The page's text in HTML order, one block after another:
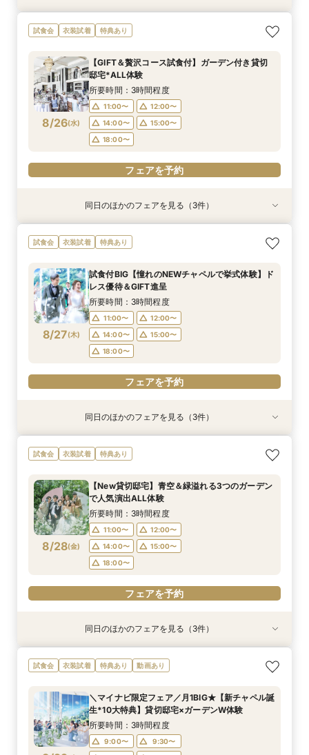
8/23(日)
おもてなし体験【国産牛フィレ試食】料理ランク
UP＆New貸切邸宅
9:00〜
10:00〜
14:30〜
15:00〜
フェアを予約
8/23(日)
【遠方の方◎オンライン相談会】スマホで簡単！
豪華10大特典付き
9:30〜
14:30〜
15:00〜
フェアを予約
8/23(日)
【初めての見学にオススメ】見積りまでしっかり
相談★全館見学
9:00〜
10:00〜
14:30〜
15:00〜
フェアを予約
8/23(日)
【少人数で挙式重視】アットホームなNewチャペ
ル体験&ドレス優待
9:00〜
10:00〜
14:30〜
15:00〜
フェアを予約
試食会 衣装試着 特典あり
8/26(水)
【GIFT＆贅沢コース試食付】ガーデン付き貸切
邸宅*ALL体験
所要時間：3時間程度
11:00〜
12:00〜
14:00〜
15:00〜
18:00〜
フェアを予約
8/26(水)
【遠方の方◎オンライン相談会】スマホで簡単！
豪華10大特典付き
12:00〜
14:00〜
15:00〜
18:00〜
フェアを予約
衣装試着 特典あり
8/26(水)
【おもてなし重視◎】料理ランクUP＆10大特典
★貸切体験＆相談会
11:00〜
12:00〜
14:00〜
15:00〜
17:30〜
フェアを予約
衣装試着 特典あり
8/26(水)
【1組限定★貸切邸宅】少人数で挙式会食♪New
挙式体験＆豪華試食付き
11:00〜
12:00〜
14:00〜
15:00〜
17:30〜
フェアを予約
同日のほかのフェアを見る（3件）
試食会 衣装試着 特典あり
8/27(木)
試食付BIG【憧れのNEWチャペルで挙式体験】ド
レス優待＆GIFT進呈
所要時間：3時間程度
11:00〜
12:00〜
14:00〜
15:00〜
18:00〜
フェアを予約
8/27(木)
【遠方の方◎オンライン相談会】スマホで簡単！
豪華10大特典付き
12:00〜
14:00〜
15:00〜
18:00〜
フェアを予約
衣装試着 特典あり
8/27(木)
【おもてなし重視◎】料理ランクUP＆10大特典
★貸切体験＆相談会
11:00〜
12:00〜
14:00〜
15:00〜
17:30〜
フェアを予約
衣装試着 特典あり
8/27(木)
【1組限定★貸切邸宅】少人数で挙式会食♪New
挙式体験＆豪華試食付き
11:00〜
12:00〜
14:00〜
15:00〜
17:30〜
フェアを予約
同日のほかのフェアを見る（3件）
試食会 衣装試着 特典あり
8/28(金)
【New貸切邸宅】青空＆緑溢れる3つのガーデン
で人気演出ALL体験
所要時間：3時間程度
11:00〜
12:00〜
14:00〜
15:00〜
18:00〜
フェアを予約
8/28(金)
【遠方の方◎オンライン相談会】スマホで簡単！
豪華10大特典付き
12:00〜
14:00〜
15:00〜
18:00〜
衣装試着 特典あり
8/28(金)
【おもてなし重視◎】料理ランクUP＆10大特典
★貸切体験＆相談会
11:00〜
12:00〜
14:00〜
15:00〜
17:30〜
衣装試着 特典あり
8/28(金)
【1組限定★貸切邸宅】少人数で挙式会食♪New
挙式体験＆豪華試食付き
11:00〜
12:00〜
14:00〜
15:00〜
17:30〜
同日のほかのフェアを見る（3件）
試食会 衣装試着 特典あり 動画あり
＼マイナビ限定フェア／月1BIG★【新チャペル誕
生*10大特典】貸切邸宅×ガーデンW体験
所要時間：3時間程度
9:00〜
9:30〜